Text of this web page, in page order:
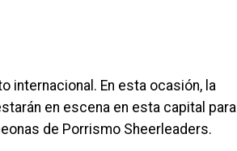
internacional. En esta ocasión, la
en escena en esta capital para
de Porrismo Sheerleaders.